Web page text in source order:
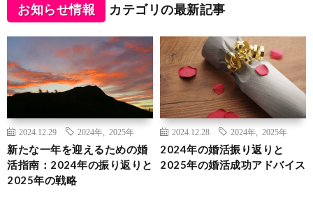
お知らせ情報 カテゴリの最新記事
2024.12.29 2024年 2025年
新たな一年を迎えるための婚
活指南：2024年の振り返りと
2025年の戦略
2024.12.28 2024年 2025年
2024年の婚活振り返りと
2025年の婚活成功アドバイス